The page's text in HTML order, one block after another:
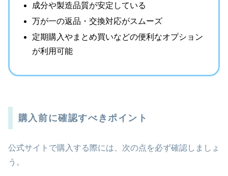
成分や製造品質が安定している
万が一の返品・交換対応がスムーズ
定期購入やまとめ買いなどの便利なオプション
が利用可能
購入前に確認すべきポイント
公式サイトで購入する際には、次の点を必ず確認しましょ
う。